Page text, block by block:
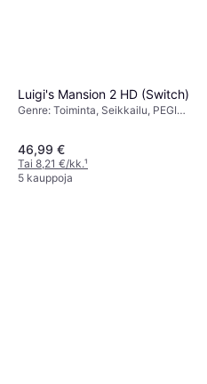
Luigi's Mansion 2 HD (Switch)
Genre: Toiminta, Seikkailu, PEGI-
46,99 €
Tai 8,21 €/kk.¹
5 kauppoja